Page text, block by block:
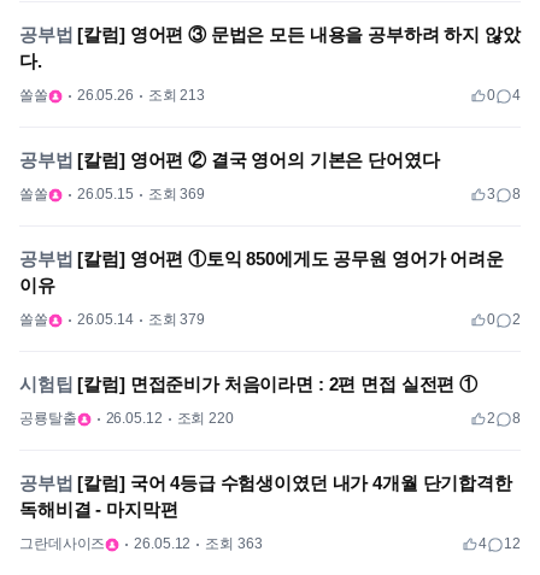
공부법 [칼럼] 영어편 ③ 문법은 모든 내용을 공부하려 하지 않았
다.
쏠쏠 26.05.26 조회 213 0 4
공부법 [칼럼] 영어편 ② 결국 영어의 기본은 단어였다
쏠쏠 26.05.15 조회 369 3 8
공부법 [칼럼] 영어편 ①토익 850에게도 공무원 영어가 어려운
이유
쏠쏠 26.05.14 조회 379 0 2
시험팁 [칼럼] 면접준비가 처음이라면 : 2편 면접 실전편 ①
공룡탈출 26.05.12 조회 220 2 8
공부법 [칼럼] 국어 4등급 수험생이였던 내가 4개월 단기합격한
독해비결 - 마지막편
그란데사이즈 26.05.12 조회 363 4 12